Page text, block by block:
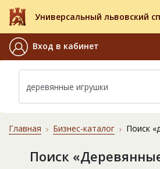
Универсальный львовский
Вход в кабинет
Главная Бизнес-каталог Поиск
Поиск